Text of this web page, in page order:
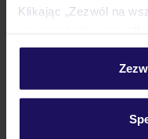
Klikając „Zezwól na
personalizować swój
Szczegółowe
Atrakcje